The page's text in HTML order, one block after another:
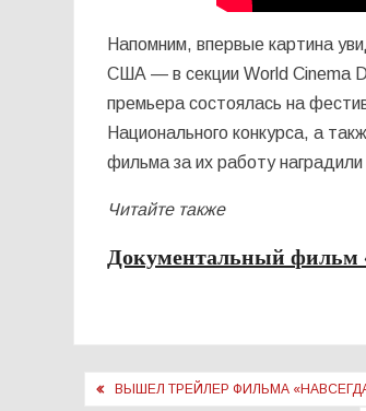
Напомним, впервые картина
США — в секции World Cinema
премьера состоялась на
Национального конкурса, а
фильма за их работу
Читайте также
Документальный фильм
Навигация
ВЫШЕЛ ТРЕЙЛЕР ФИЛЬМА